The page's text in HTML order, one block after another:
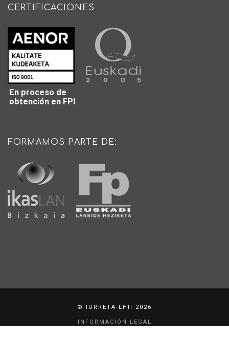
CERTIFICACIONES
En proceso de
obtención en FPI
FORMAMOS PARTE DE:
© IURRETA LHII 2026
INFORMACIÓN LEGAL